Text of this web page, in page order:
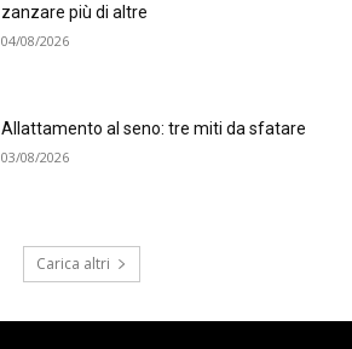
zanzare più di altre
04/08/2026
Allattamento al seno: tre miti da sfatare
03/08/2026
Carica altri